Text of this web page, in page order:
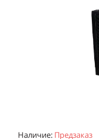
Наличие: Предзаказ